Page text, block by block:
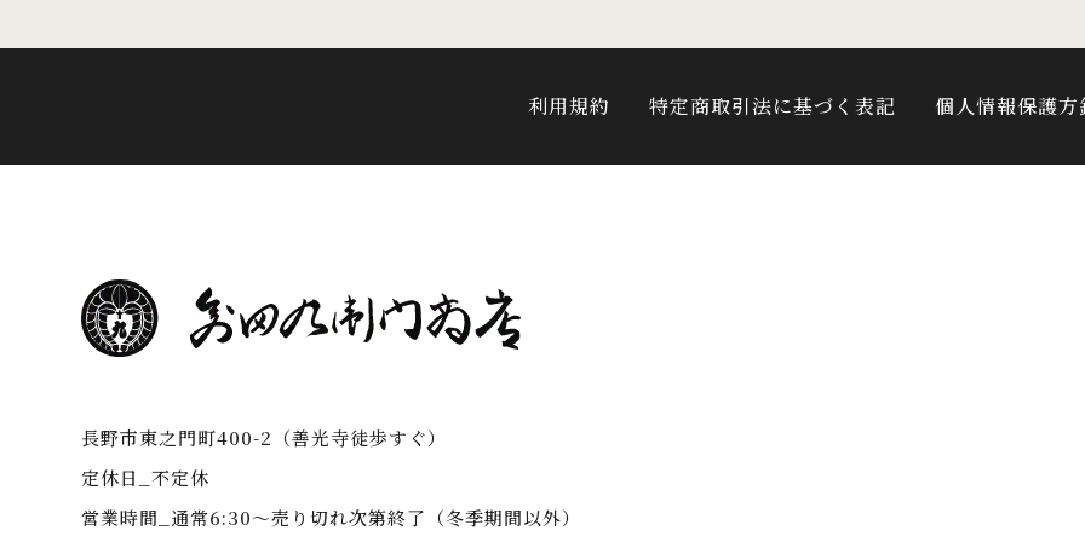
利用規約 特定商取引法に基づく表記 個人情報保護方
長野市東之門町400-2（善光寺徒歩すぐ）
定休日_不定休
営業時間_通常6:30～売り切れ次第終了（冬季期間以外）